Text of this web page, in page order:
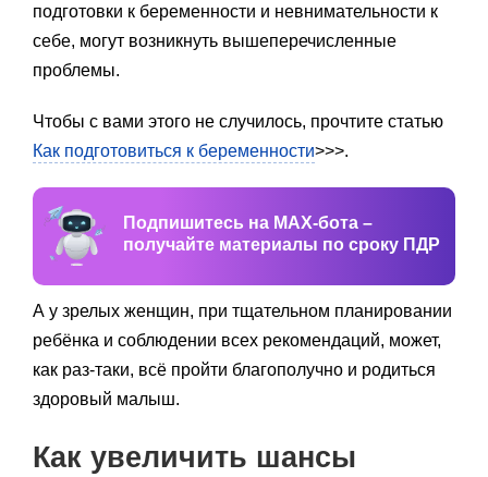
подготовки к беременности и невнимательности к
себе, могут возникнуть вышеперечисленные
проблемы.
Чтобы с вами этого не случилось, прочтите статью
Как подготовиться к беременности>>>.
Подпишитесь на MAX-бота –
получайте материалы по сроку ПДР
А у зрелых женщин, при тщательном планировании
ребёнка и соблюдении всех рекомендаций, может,
как раз-таки, всё пройти благополучно и родиться
здоровый малыш.
Как увеличить шансы